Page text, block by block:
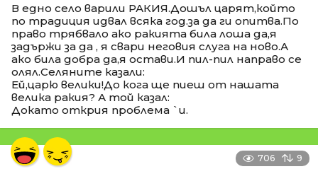
В едно село варили РАКИЯ.Дошъл царят,който
по традиция идвал всяка год.за да ги опитва.По
право трябвало ако ракията била лоша да,я
задържи за да , я свари неговия слуга на ново.А
ако била добра да,я остави.И пил-пил направо се
олял.Селяните казали:
Ей,царю велики!До кога ще пиеш от нашата
велика ракия? А той казал:
Докато открия проблема `и.
706 9